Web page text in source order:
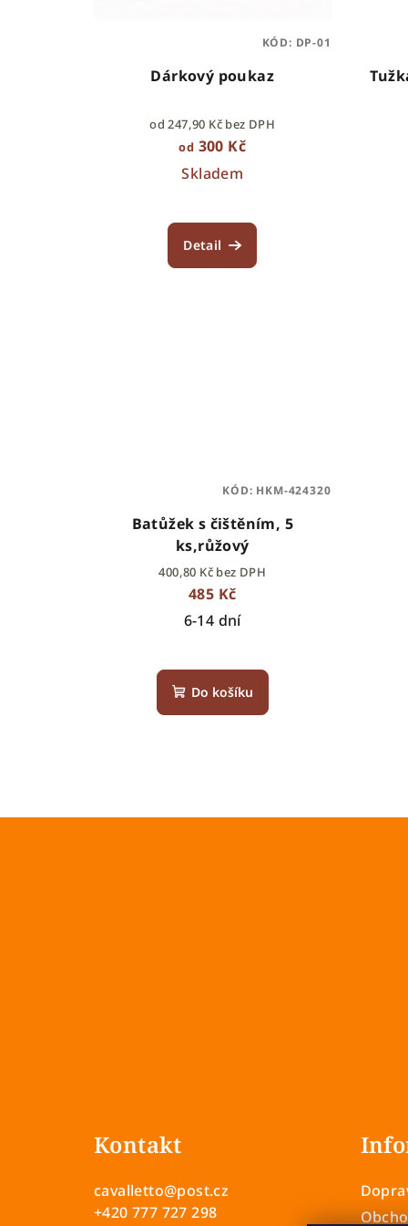
Dárkový poukaz
od 247,90 Kč bez DPH
od 300 Kč
Skladem
Detail
KÓD: DP-01
Batůžek s čištěním, 5
ks,růžový
400,80 Kč bez DPH
485 Kč
6-14 dní
Do košíku
KÓD: HKM-424320
Kontakt
cavalletto@post.cz
+420 777 727 298